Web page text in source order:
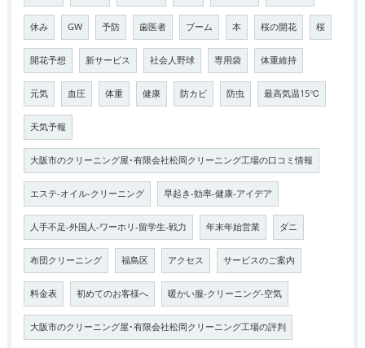
休み GW 予防 歯医者 ブーム 本 桜の開花 桜
開花予想 新サービス 社会人野球 専用袋 体重維持
元気 血圧 体重 健康 防カビ 防虫 最高気温15℃
天気予報
大阪市のクリーニング屋･有限会社松岡クリーニング工場の口コミ情報
エステ-オイル-クリーニング 早起き-効率-健康-アイデア
人手不足-外国人-ワーホリ-留学生-戦力 年末年始営業 ダニ
布団クリーニング 福島区 アクセス サービスのご案内
料金表 初めてのお客様へ 暖かい服-クリーニング-空気
大阪市のクリーニング屋･有限会社松岡クリーニング工場の評判